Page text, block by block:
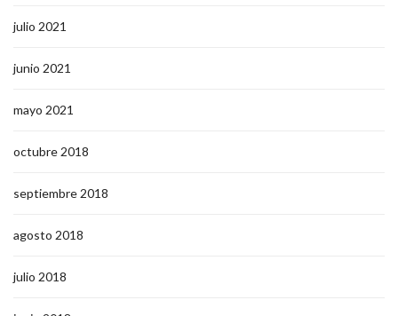
julio 2021
junio 2021
mayo 2021
octubre 2018
septiembre 2018
agosto 2018
julio 2018